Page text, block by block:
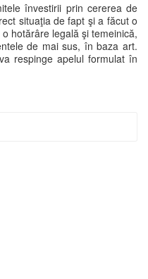
învestirii prin cererea de
situaţia de fapt şi a făcut o
hotărâre legală şi temeinică,
de mai sus, în baza art.
respinge apelul formulat în